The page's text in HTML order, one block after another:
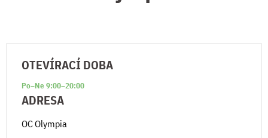
OTEVÍRACÍ DOBA
Po–Ne 9:00–20:00
ADRESA
OC Olympia